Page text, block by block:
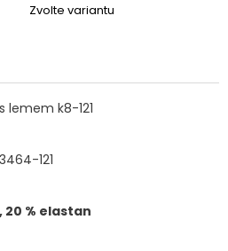
Zvolte variantu
lemem k8-121
121
20 % elastan